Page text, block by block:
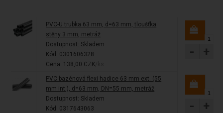
PVC-U trubka 63 mm, d=63 mm, tloušťka
stěny 3 mm, metráž
Dostupnost: Skladem
Kód: 0301606328
Cena: 138,00 CZK
- +
PVC bazénová flexi hadice 63 mm ext. (55
mm int.), d=63 mm, DN=55 mm, metráž
Dostupnost: Skladem
Kód: 0317643063
- +